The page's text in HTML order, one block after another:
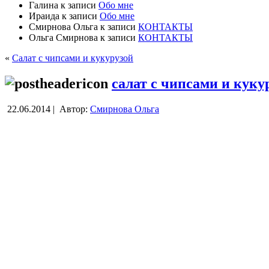
Галина к записи Обо мне
Ираида к записи Обо мне
Смирнова Ольга к записи КОНТАКТЫ
Ольга Смирнова к записи КОНТАКТЫ
« Салат с чипсами и кукурузой
салат с чипсами и
22.06.2014 | Автор: Смирнова Ольга